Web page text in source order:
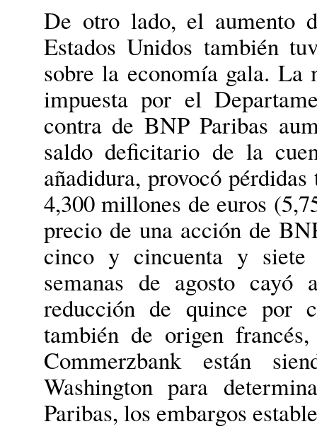
De otro lado, el aumento
Estados Unidos también
sobre la economía gala.
impuesta por el
contra de BNP Paribas
saldo deficitario de la
añadidura, provocó
4,300 millones de euros
precio de una acción de
cinco y cincuenta y siete
semanas de agosto cayó
reducción de quince por
también de origen
Commerzbank están
Washington para
Paribas, los embargos